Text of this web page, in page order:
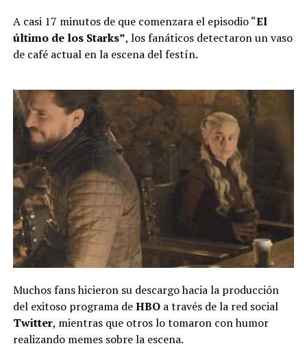
A casi 17 minutos de que comenzara el episodio “El
último de los Starks”, los fanáticos detectaron un vaso
de café actual en la escena del festín.
Muchos fans hicieron su descargo hacia la producción
del exitoso programa deHBOa través de la red social
Twitter, mientras que otros lo tomaron con humor
realizando memes sobre la escena.